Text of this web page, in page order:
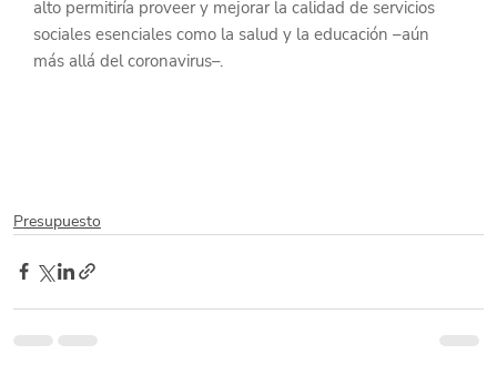
alto permitiría proveer y mejorar la calidad de servicios
sociales esenciales como la salud y la educación –aún
más allá del coronavirus–.
Presupuesto